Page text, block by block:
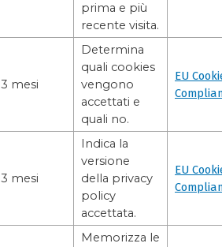
prima e più
recente visita.
3 mesi
Determina
quali cookies
vengono
accettati e
quali no.
EU
3 mesi
Indica la
versione
della privacy
policy
accettata.
EU
Memorizza le